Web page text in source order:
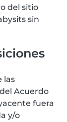
del sitio
sin
las
Acuerdo
fuera
y/o